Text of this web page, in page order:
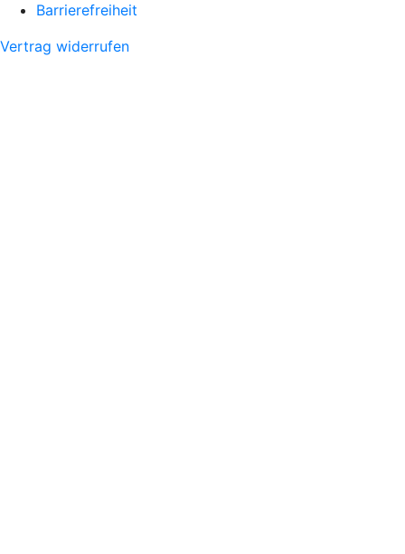
Barrierefreiheit
Vertrag widerrufen